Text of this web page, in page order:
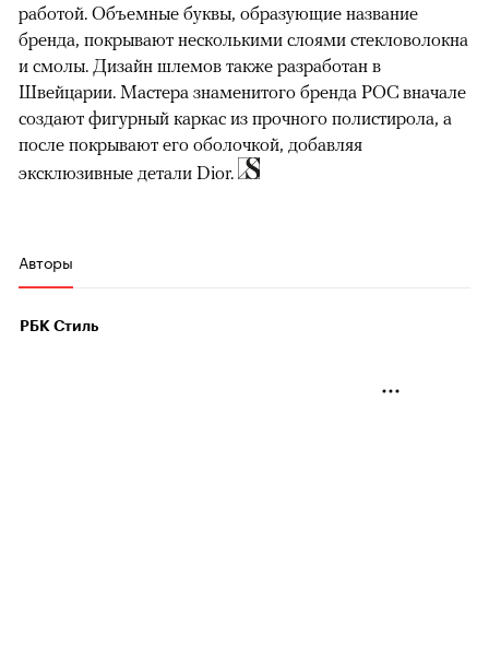
работой. Объемные буквы, образующие название
бренда, покрывают несколькими слоями стекловолокна
и смолы. Дизайн шлемов также разработан в
Швейцарии. Мастера знаменитого бренда POC вначале
создают фигурный каркас из прочного полистирола, а
после покрывают его оболочкой, добавляя
эксклюзивные детали Dior.
Авторы
РБК Стиль